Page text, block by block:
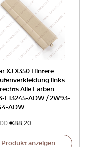
XJ X350 Hintere
links
Alle Farben
F13245-ADW / 2W93-
ADW
€88,20
Produkt anzeigen